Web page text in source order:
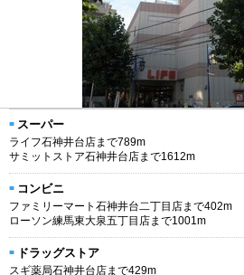
スーパー
ライフ石神井台店まで789m
サミットストア石神井台店まで1612m
コンビニ
ファミリーマート石神井台二丁目店まで402m
ローソン練馬東大泉五丁目店まで1001m
ドラッグストア
スギ薬局石神井台店まで429m